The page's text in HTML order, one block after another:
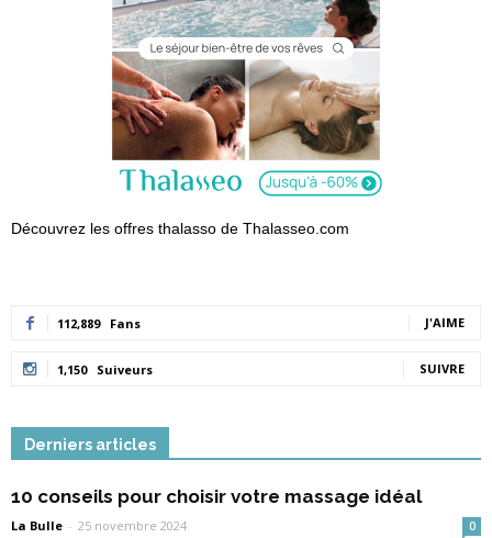
Découvrez les offres thalasso de Thalasseo.com
112,889 Fans J'AIME
1,150 Suiveurs SUIVRE
Derniers articles
10 conseils pour choisir votre massage idéal
La Bulle - 25 novembre 2024 0